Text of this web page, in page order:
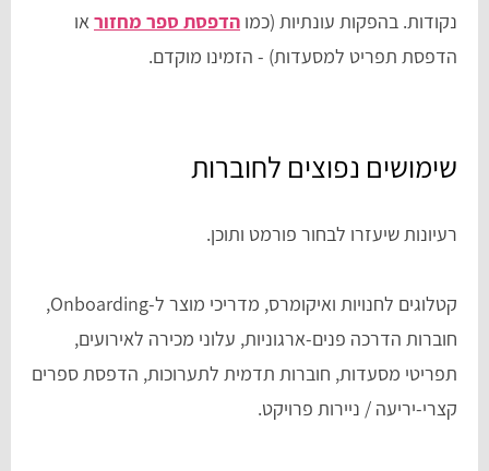
נקודות. בהפקות עונתיות (כמו הדפסת ספר מחזוראו
הדפסת תפריט למסעדות) - הזמינו מוקדם.
שימושים נפוצים לחוברות
רעיונות שיעזרו לבחור פורמט ותוכן.
קטלוגים לחנויות ואיקומרס, מדריכי מוצר ל-Onboarding,
חוברות הדרכה פנים-ארגוניות, עלוני מכירה לאירועים,
תפריטי מסעדות, חוברות תדמית לתערוכות, הדפסת ספרים
קצרי-יריעה / ניירות פרויקט.